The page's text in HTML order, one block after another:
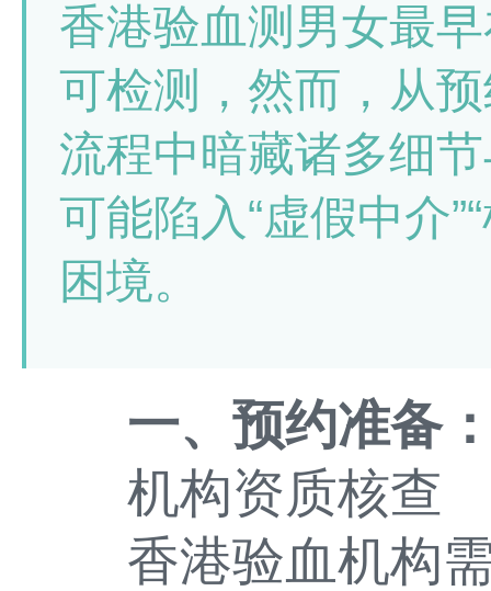
香港验血测男女最
可检测，然而，从
流程中暗藏诸多细
可能陷入“虚假中介
困境。
一、预约准备
机构资质核查
香港验血机构需